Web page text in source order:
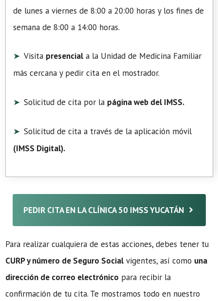
de lunes a viernes de 8:00 a 20:00 horas y los fines de
semana de 8:00 a 14:00 horas.
Visita presencial a la Unidad de Medicina Familiar
más cercana y pedir cita en el mostrador.
Solicitud de cita por la página web del IMSS.
Solicitud de cita a través de la aplicación móvil
(IMSS Digital).
PEDIR CITA EN LA CLÍNICA 50 IMSS YUCATÁN
Para realizar cualquiera de estas acciones, debes tener tu
CURP y número de Seguro Social vigentes, así como una
dirección de correo electrónico para recibir la
confirmación de tu cita. Te mostramos todo en nuestro